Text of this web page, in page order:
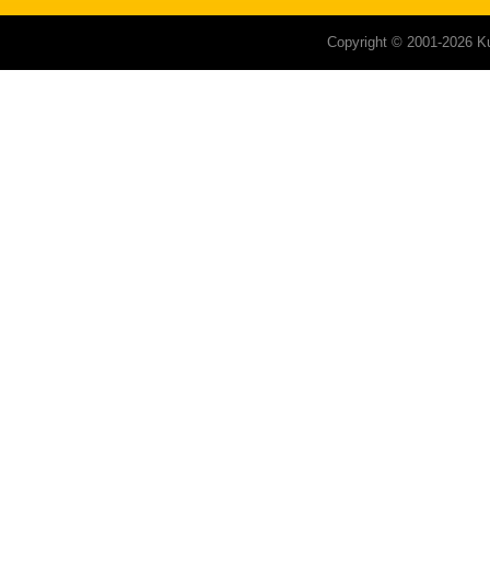
Copyright © 2001-2026